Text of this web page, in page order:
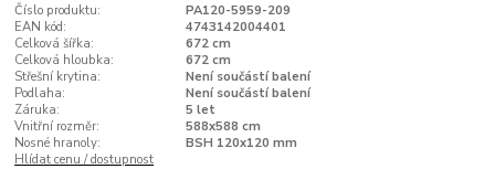
Číslo produktu:
PA120-5959-209
EAN kód:
4743142004401
Celková šířka:
672 cm
Celková hloubka:
672 cm
Střešní krytina:
Není součástí balení
Podlaha:
Není součástí balení
Záruka:
5 let
Vnitřní rozměr:
588x588 cm
Nosné hranoly:
BSH 120x120 mm
Hlídat cenu / dostupnost